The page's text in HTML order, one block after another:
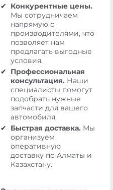
Конкурентные цены.
Мы сотрудничаем
напрямую с
производителями, что
позволяет нам
предлагать выгодные
условия.
Профессиональная
консультация. Наши
специалисты помогут
подобрать нужные
запчасти для вашего
автомобиля.
Быстрая доставка. Мы
организуем
оперативную
доставку по Алматы и
Казахстану.